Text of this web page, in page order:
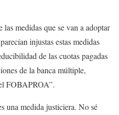
medidas que se van a adoptar
injustas estas medidas
de las cuotas pagadas
de la banca múltiple,
FOBAPROA”.
una medida justiciera. No sé